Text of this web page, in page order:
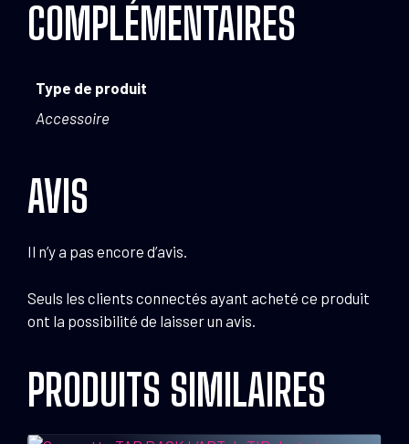
COMPLÉMENTAIRES
Type de produit
Accessoire
AVIS
Il n’y a pas encore d’avis.
Seuls les clients connectés ayant acheté ce produit
ont la possibilité de laisser un avis.
PRODUITS SIMILAIRES